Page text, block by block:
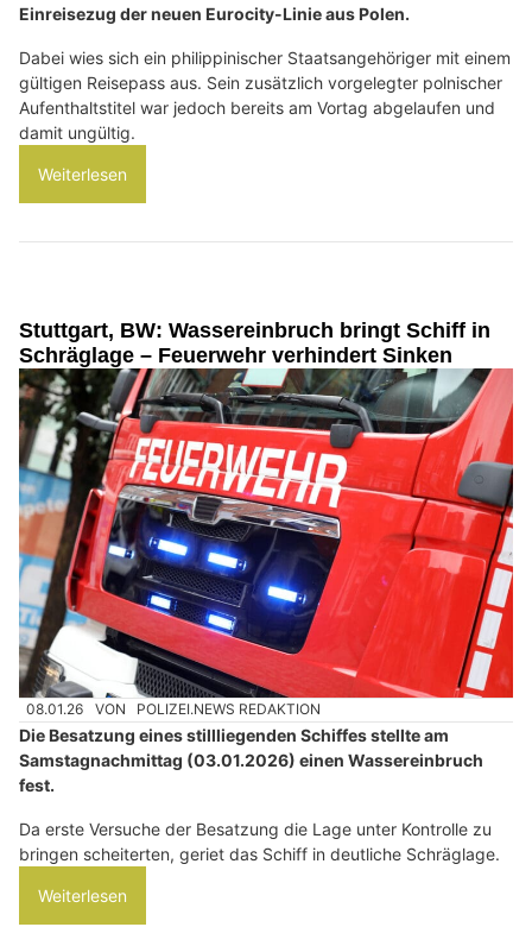
Einreisezug der neuen Eurocity-Linie aus Polen.
Dabei wies sich ein philippinischer Staatsangehöriger mit einem
gültigen Reisepass aus. Sein zusätzlich vorgelegter polnischer
Aufenthaltstitel war jedoch bereits am Vortag abgelaufen und
damit ungültig.
Weiterlesen
Stuttgart, BW: Wassereinbruch bringt Schiff in
Schräglage – Feuerwehr verhindert Sinken
08.01.26 VON POLIZEI.NEWS REDAKTION
Die Besatzung eines stillliegenden Schiffes stellte am
Samstagnachmittag (03.01.2026) einen Wassereinbruch
fest.
Da erste Versuche der Besatzung die Lage unter Kontrolle zu
bringen scheiterten, geriet das Schiff in deutliche Schräglage.
Weiterlesen